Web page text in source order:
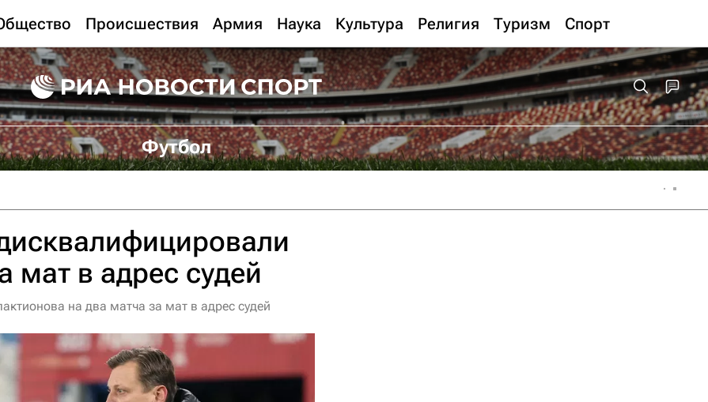
Происшествия Армия Наука Культура Религия Туризм Спорт
Футбол
мат в адрес судей
на два матча за мат в адрес судей